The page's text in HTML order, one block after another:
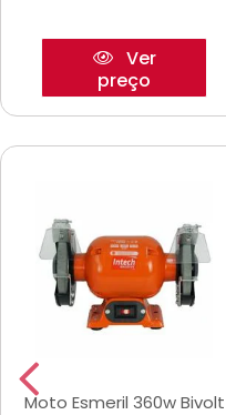
Ver
preço
Moto Esmeril 360w Bivolt